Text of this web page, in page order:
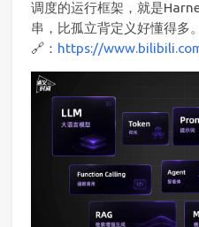
调度的运行框架，就是
串，比孤立背定义好懂得多。
🔗： https://